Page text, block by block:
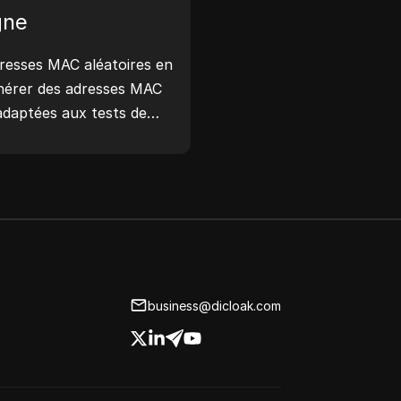
de confidentialité,
flux de travail et
de développement :
!
MAC aléatoires en
des adresses MAC
aux tests de
business@dicloak.com